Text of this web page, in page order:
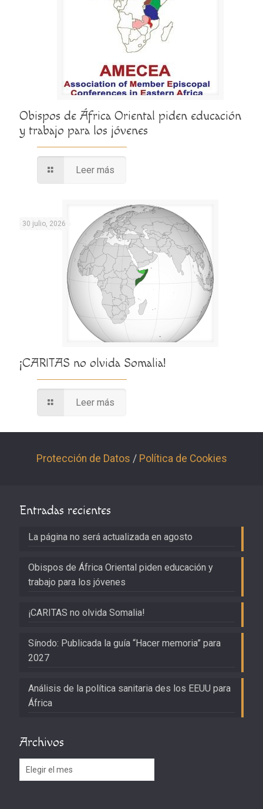
Obispos de África Oriental piden educación
y trabajo para los jóvenes
Leer más
30 julio, 2026
¡CARITAS no olvida Somalia!
Leer más
Protección de Datos / Política de Cookies
Entradas recientes
La página no será actualizada en agosto
Obispos de África Oriental piden educación y
trabajo para los jóvenes
¡CARITAS no olvida Somalia!
Sínodo: Publicada la guía “Hacer memoria” para
2027
Análisis de la política sanitaria des los EEUU para
África
Archivos
Archivos